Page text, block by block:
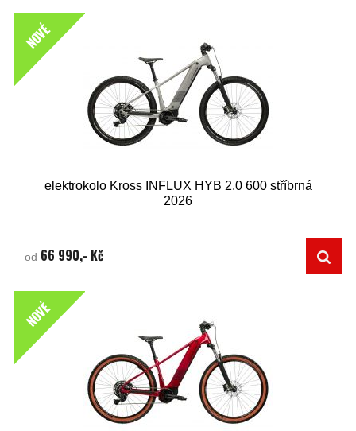
NOVÉ
elektrokolo Kross INFLUX HYB 2.0 600 stříbrná
2026
od 66 990,- Kč
NOVÉ